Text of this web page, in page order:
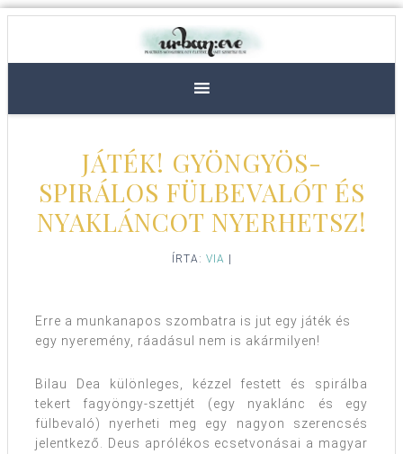
JÁTÉK! GYÖNGYÖS-
SPIRÁLOS FÜLBEVALÓT ÉS
NYAKLÁNCOT NYERHETSZ!
ÍRTA: VIA
Erre a munkanapos szombatra is jut egy játék és
egy nyeremény, ráadásul nem is akármilyen!
Bilau Dea
különleges, kézzel festett és spirálba
tekert fagyöngy-szettjét (egy nyaklánc és egy
fülbevaló) nyerheti meg egy nagyon szerencsés
jelentkező. Deus aprólékos ecsetvonásai a magyar